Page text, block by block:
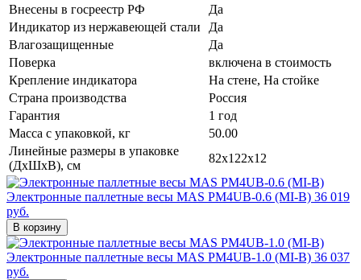
Внесены в госреестр РФ
Да
Индикатор из нержавеющей стали
Да
Влагозащищенные
Да
Поверка
включена в стоимость
Крепление индикатора
На стене, На стойке
Страна производства
Россия
Гарантия
1 год
Масса с упаковкой, кг
50.00
Линейные размеры в упаковке
(ДxШxВ), см
82x122x12
Электронные паллетные весы MAS PM4UB-0.6 (MI-B) 36 019
руб.
В корзину
Электронные паллетные весы MAS PM4UB-1.0 (MI-B) 36 037
руб.